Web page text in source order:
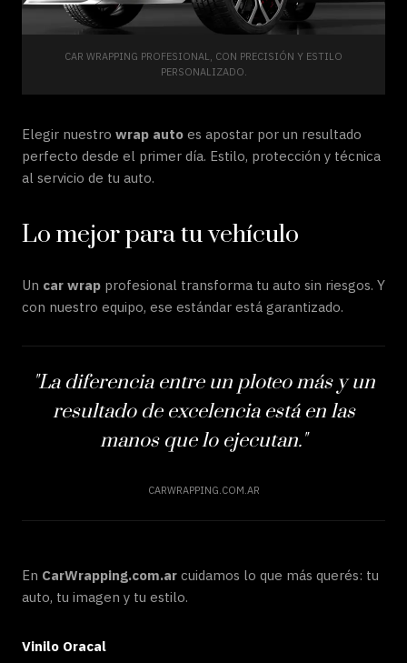
CAR WRAPPING PROFESIONAL, CON PRECISIÓN Y ESTILO
PERSONALIZADO.
Elegir nuestro wrap auto es apostar por un resultado
perfecto desde el primer día. Estilo, protección y técnica
al servicio de tu auto.
Lo mejor para tu vehículo
Un car wrap profesional transforma tu auto sin riesgos. Y
con nuestro equipo, ese estándar está garantizado.
"La diferencia entre un ploteo más y un
resultado de excelencia está en las
manos que lo ejecutan."
CARWRAPPING.COM.AR
En CarWrapping.com.ar cuidamos lo que más querés: tu
auto, tu imagen y tu estilo.
Vinilo Oracal